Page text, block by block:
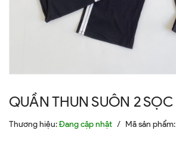
QUẦN THUN SUÔN 2 SỌC
Thương hiệu:Đang cập nhật / Mã sản phẩm: